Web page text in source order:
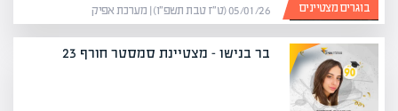
בוגרים מצטיינים 05/01/26 (ט״ז טבת תשפ״ו) | מערכת אפיק
בר בנישו – מצטיינת סמסטר חורף 23